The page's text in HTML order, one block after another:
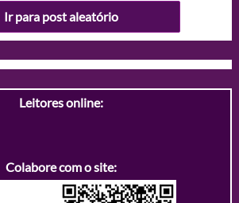
Ir para post aleatório
Leitores online:
Colabore com o site: